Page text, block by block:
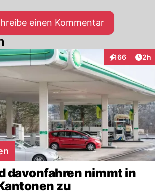
einen Kommentar
166
Interaktionen
2h
davonfahren nimmt in
zu